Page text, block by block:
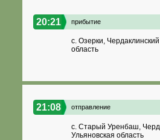
20:21 прибытие
с. Озерки,
область
21:08 отправление
с. Старый Уренбаш,
Ульяновская область